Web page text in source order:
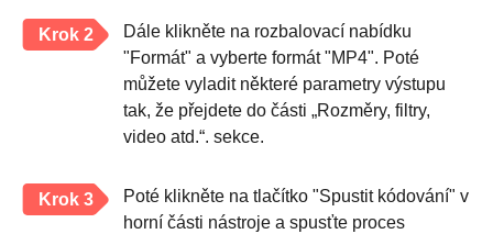
Krok 2
Dále klikněte na rozbalovací nabídku
"Formát" a vyberte formát "MP4". Poté
můžete vyladit některé parametry výstupu
tak, že přejdete do části „Rozměry, filtry,
video atd.“. sekce.
Krok 3
Poté klikněte na tlačítko "Spustit kódování" v
horní části nástroje a spusťte proces